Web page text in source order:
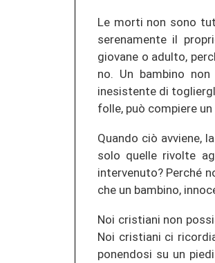
Le morti non sono
serenamente il
giovane o adulto,
no. Un bambino
inesistente di
folle, può compiere
Quando ciò avviene,
solo quelle rivolte
intervenuto? Perché
che un bambino,
Noi cristiani non
Noi cristiani ci
ponendosi su un